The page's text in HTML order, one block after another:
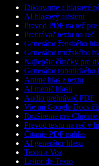
Diktovanie a hlasové
AI hlasový asistent
Prevod PDF na reč
Prehrávač textu na reč
Generátor ženského
Generátor mužského
Najlepšie čítačky pre
Generátor robotického
Anime hlas z textu
AI menič hlasu
Audio prehrávač PDF
Vie mi Google Docs
Rozšírenie pre
Prevod textu na reč v
Čítanie PDF nahlas
AI generátor hlasu
Texto a Voz
Leitor de Texto